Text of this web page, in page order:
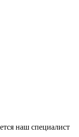
наш специалист